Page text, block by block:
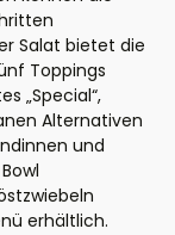
Salat bietet die
Toppings
„Special“,
Alternativen
und
erhältlich.